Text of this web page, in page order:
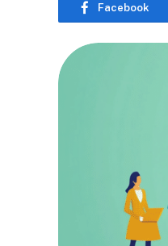
Facebook